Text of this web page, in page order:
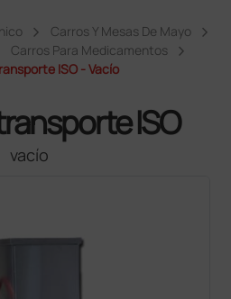
Carros Y Mesas De Mayo
Carros Para Medicamentos
ISO - Vacío
ISO
vacío